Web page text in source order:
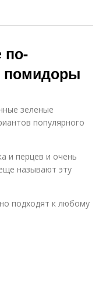
по-
помидоры
зеленые
популярного
и перцев и очень
называют эту
подходят к любому